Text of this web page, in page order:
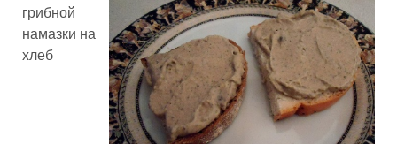
грибной
намазки на
хлеб